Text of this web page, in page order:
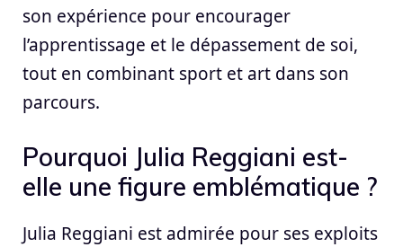
son expérience pour encourager
l’apprentissage et le dépassement de soi,
tout en combinant sport et art dans son
parcours.
Pourquoi Julia Reggiani est-
elle une figure emblématique ?
Julia Reggiani est admirée pour ses exploits